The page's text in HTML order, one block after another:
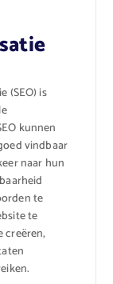
(SEO) is
kunnen
vindbaar
naar hun
te
te
creëren,